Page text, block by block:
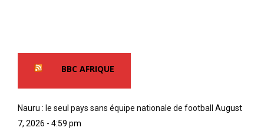
BBC AFRIQUE
Nauru : le seul pays sans équipe nationale de football
August
7, 2026 - 4:59 pm